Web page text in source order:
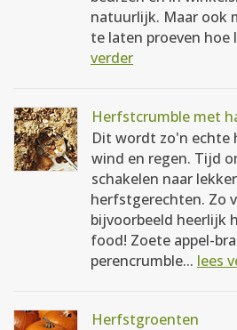
natuurlijk. Maar ook
te laten proeven hoe
verder
Herfstcrumble met
Dit wordt zo'n echte
wind en regen. Tijd
schakelen naar
herfstgerechten. Zo
bijvoorbeeld heerlijk
food! Zoete appel-
perencrumble... lees
Herfstgroenten